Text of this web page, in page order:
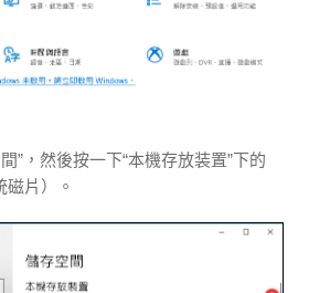
”，然後按一下“本機存放装置”下的
片）。